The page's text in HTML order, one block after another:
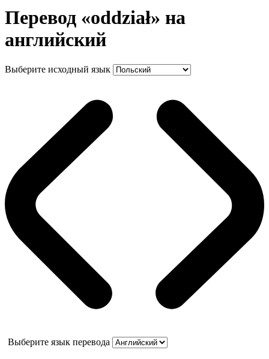
Перевод «oddział» на
английский
Выберите исходный язык
Выберите язык перевода